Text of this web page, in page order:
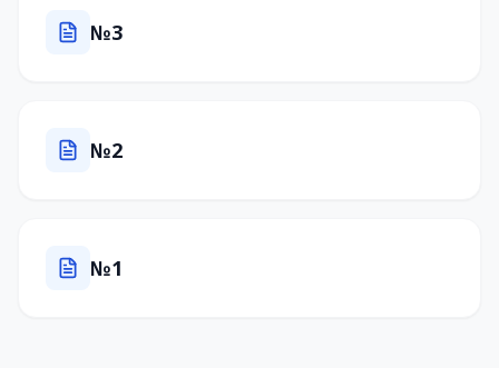
№3
№2
№1